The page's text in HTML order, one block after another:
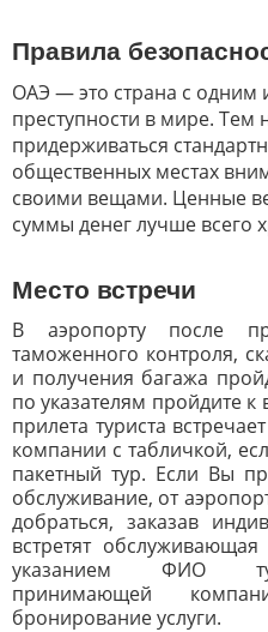
Правила
ОАЭ — это страна с одним
преступности в мире. Тем
придерживаться
общественных местах
своими вещами. Ценные
суммы денег лучше всего
Место встречи
В аэропорту после
таможенного контроля,
и получения багажа
по указателям пройдите
прилета туриста
компании с табличкой,
пакетный тур. Если Вы
обслуживание, от
добраться, заказав
встретят
указанием ФИО
принимающей
бронирование услуги.